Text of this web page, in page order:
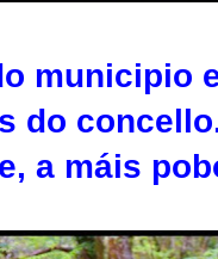
municipio
do
a máis